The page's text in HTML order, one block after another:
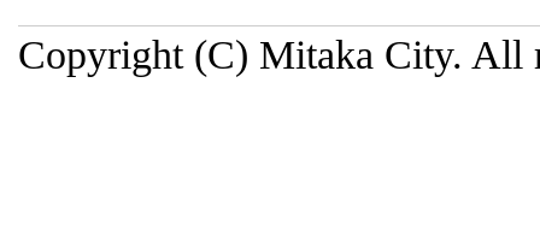
Copyright (C) Mitaka City. All